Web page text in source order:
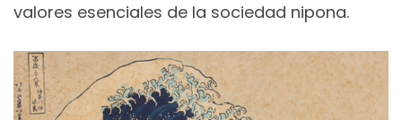
valores esenciales de la sociedad nipona.